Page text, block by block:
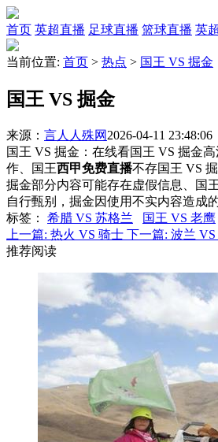
首页 英超直播 足球直播 篮球直播 英
当前位置: 首页 > 热点 > 国王 VS 掘金
国王 VS 掘金
来源： 言人人殊网 2026-04-11 23:48:06
国王 VS 掘金：在线看国王 VS 掘金
作、国王西甲免费直播不存国王 VS
掘金部分内容可能存在虚假信息、国
自行甄别，掘金因使用不实内容造成
标签 ： 希腊 VS 苏格兰 国王 VS 老鹰
上一篇: 热火 VS 骑士 下一篇: 波兰 VS
推荐阅读